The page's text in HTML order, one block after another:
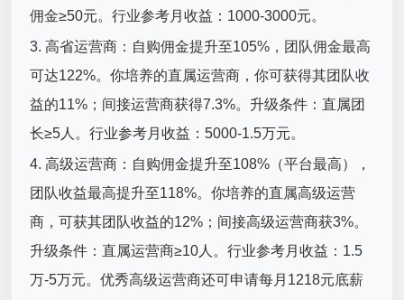
佣金≥50元。行业参考月收益：1000-3000元。
3. 高省运营商：自购佣金提升至105%，团队佣金最高
可达122%。你培养的直属运营商，你可获得其团队收
益的11%；间接运营商获得7.3%。升级条件：直属团
长≥5人。行业参考月收益：5000-1.5万元。
4. 高级运营商：自购佣金提升至108%（平台最高），
团队收益最高提升至118%。你培养的直属高级运营
商，可获其团队收益的12%；间接高级运营商获3%。
升级条件：直属运营商≥10人。行业参考月收益：1.5
万-5万元。优秀高级运营商还可申请每月1218元底薪